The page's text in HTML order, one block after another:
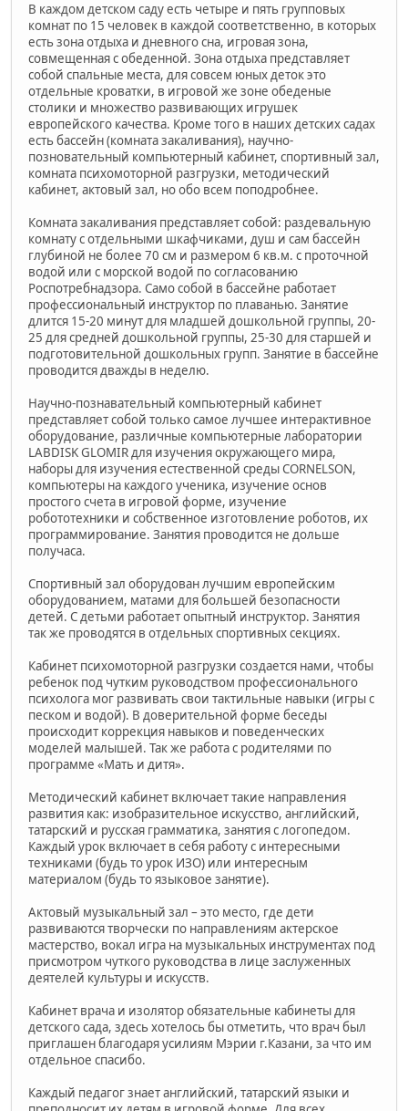
В каждом детском саду есть четыре и пять групповых
комнат по 15 человек в каждой соответственно, в которых
есть зона отдыха и дневного сна, игровая зона,
совмещенная с обеденной. Зона отдыха представляет
собой спальные места, для совсем юных деток это
отдельные кроватки, в игровой же зоне обеденые
столики и множество развивающих игрушек
европейского качества. Кроме того в наших детских садах
есть бассейн (комната закаливания), научно-
позновательный компьютерный кабинет, спортивный зал,
комната психомоторной разгрузки, методический
кабинет, актовый зал, но обо всем поподробнее.
Комната закаливания представляет собой: раздевальную
комнату с отдельными шкафчиками, душ и сам бассейн
глубиной не более 70 см и размером 6 кв.м. с проточной
водой или с морской водой по согласованию
Роспотребнадзора. Само собой в бассейне работает
профессиональный инструктор по плаванью. Занятие
длится 15-20 минут для младшей дошкольной группы, 20-
25 для средней дошкольной группы, 25-30 для старшей и
подготовительной дошкольных групп. Занятие в бассейне
проводится дважды в неделю.
Научно-познавательный компьютерный кабинет
представляет собой только самое лучшее интерактивное
оборудование, различные компьютерные лаборатории
LABDISK GLOMIR для изучения окружающего мира,
наборы для изучения естественной среды CORNELSON,
компьютеры на каждого ученика, изучение основ
простого счета в игровой форме, изучение
робототехники и собственное изготовление роботов, их
программирование. Занятия проводится не дольше
получаса.
Спортивный зал оборудован лучшим европейским
оборудованием, матами для большей безопасности
детей. С детьми работает опытный инструктор. Занятия
так же проводятся в отдельных спортивных секциях.
Кабинет психомоторной разгрузки создается нами, чтобы
ребенок под чутким руководством профессионального
психолога мог развивать свои тактильные навыки (игры с
песком и водой). В доверительной форме беседы
происходит коррекция навыков и поведенческих
моделей малышей. Так же работа с родителями по
программе «Мать и дитя».
Методический кабинет включает такие направления
развития как: изобразительное искусство, английский,
татарский и русская грамматика, занятия с логопедом.
Каждый урок включает в себя работу с интересными
техниками (будь то урок ИЗО) или интересным
материалом (будь то языковое занятие).
Актовый музыкальный зал – это место, где дети
развиваются творчески по направлениям актерское
мастерство, вокал игра на музыкальных инструментах под
присмотром чуткого руководства в лице заслуженных
деятелей культуры и искусств.
Кабинет врача и изолятор обязательные кабинеты для
детского сада, здесь хотелось бы отметить, что врач был
приглашен благодаря усилиям Мэрии г.Казани, за что им
отдельное спасибо.
Каждый педагог знает английский, татарский языки и